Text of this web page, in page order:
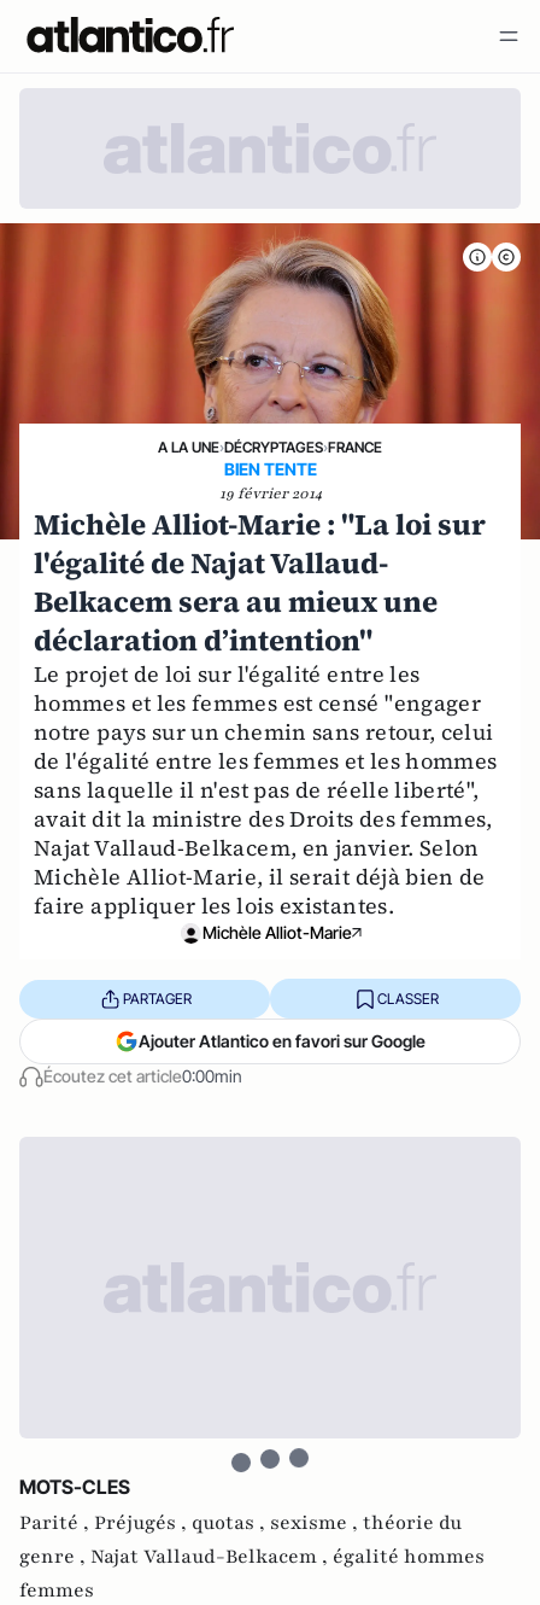
A LA UNE›DÉCRYPTAGES›FRANCE
BIEN TENTE
19 février 2014
Michèle Alliot-Marie : "La loi sur
l'égalité de Najat Vallaud-
Belkacem sera au mieux une
déclaration d’intention"
Le projet de loi sur l'égalité entre les
hommes et les femmes est censé "engager
notre pays sur un chemin sans retour, celui
de l'égalité entre les femmes et les hommes
sans laquelle il n'est pas de réelle liberté",
avait dit la ministre des Droits des femmes,
Najat Vallaud-Belkacem, en janvier. Selon
Michèle Alliot-Marie, il serait déjà bien de
faire appliquer les lois existantes.
Michèle Alliot-Marie
Écoutez cet article0:00min
PARTAGER CLASSER
Ajouter Atlantico en favori sur Google
MOTS-CLES
Parité , Préjugés , quotas , sexisme , théorie du
genre , Najat Vallaud-Belkacem , égalité hommes
femmes